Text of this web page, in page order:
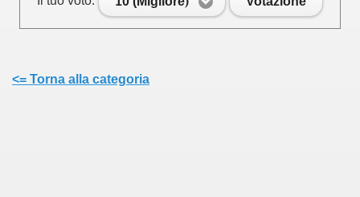
<= Torna alla categoria